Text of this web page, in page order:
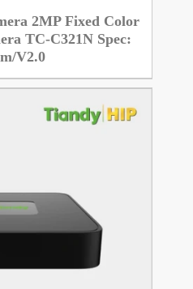
2MP Fixed Color
TC-C321N Spec:
V2.0